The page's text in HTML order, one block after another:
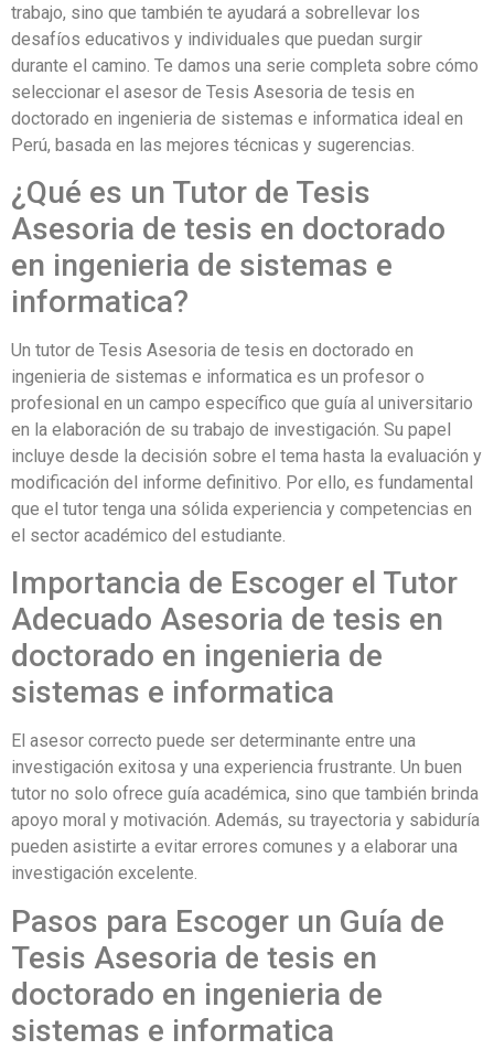
trabajo, sino que también te ayudará a sobrellevar los
desafíos educativos y individuales que puedan surgir
durante el camino. Te damos una serie completa sobre cómo
seleccionar el asesor de Tesis Asesoria de tesis en
doctorado en ingenieria de sistemas e informatica ideal en
Perú, basada en las mejores técnicas y sugerencias.
¿Qué es un Tutor de Tesis
Asesoria de tesis en doctorado
en ingenieria de sistemas e
informatica?
Un tutor de Tesis Asesoria de tesis en doctorado en
ingenieria de sistemas e informatica es un profesor o
profesional en un campo específico que guía al universitario
en la elaboración de su trabajo de investigación. Su papel
incluye desde la decisión sobre el tema hasta la evaluación y
modificación del informe definitivo. Por ello, es fundamental
que el tutor tenga una sólida experiencia y competencias en
el sector académico del estudiante.
Importancia de Escoger el Tutor
Adecuado Asesoria de tesis en
doctorado en ingenieria de
sistemas e informatica
El asesor correcto puede ser determinante entre una
investigación exitosa y una experiencia frustrante. Un buen
tutor no solo ofrece guía académica, sino que también brinda
apoyo moral y motivación. Además, su trayectoria y sabiduría
pueden asistirte a evitar errores comunes y a elaborar una
investigación excelente.
Pasos para Escoger un Guía de
Tesis Asesoria de tesis en
doctorado en ingenieria de
sistemas e informatica